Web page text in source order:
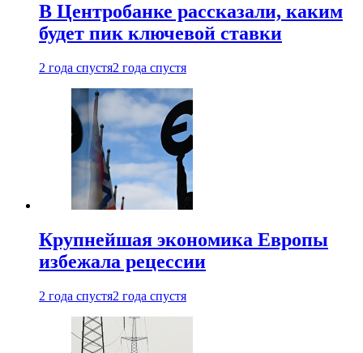
В Центробанке рассказали, каким
будет пик ключевой ставки
2 года спустя2 года спустя
Крупнейшая экономика Европы
избежала рецессии
2 года спустя2 года спустя